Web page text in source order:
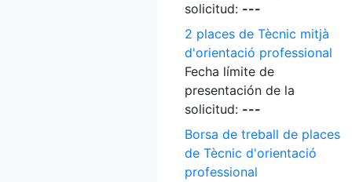
solicitud: ---
2 places de Tècnic mitjà
d'orientació professional
Fecha límite de
presentación de la
solicitud: ---
Borsa de treball de places
de Tècnic d'orientació
professional